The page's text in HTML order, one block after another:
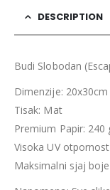
DESCRIPTION
Budi Slobodan
Dimenzije:
Tisak: Mat
Premium Papir: 240
Visoka UV otpornost
Maksimalni sjaj boje